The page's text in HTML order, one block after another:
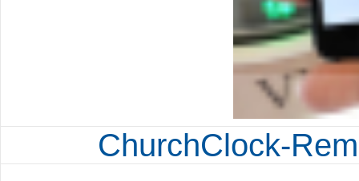
ChurchClock-